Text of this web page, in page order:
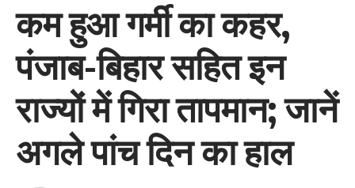
कम हुआ गर्मी का कहर,
पंजाब-बिहार सहित इन
राज्यों में गिरा तापमान; जानें
अगले पांच दिन का हाल